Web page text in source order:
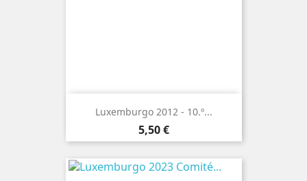
Luxemburgo 2012 - 10.º...
Preço
5,50 €